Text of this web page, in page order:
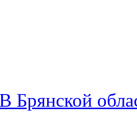
В Брянской